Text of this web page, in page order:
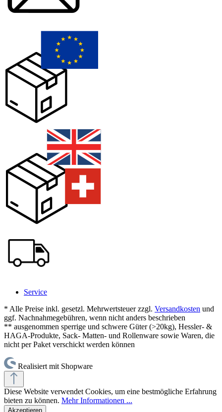
Service
* Alle Preise inkl. gesetzl. Mehrwertsteuer zzgl. Versandkosten und
ggf. Nachnahmegebühren, wenn nicht anders beschrieben
** ausgenommen sperrige und schwere Güter (>20kg), Hessler- &
HAGA-Produkte, Sack- Matten- und Rollenware sowie Waren, die
nicht per Paket verschickt werden können
Realisiert mit Shopware
Diese Website verwendet Cookies, um eine bestmögliche Erfahrung
bieten zu können. Mehr Informationen ...
Akzeptieren